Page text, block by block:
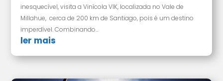
inesquecível, visita a Vinícola VIK, localizada no Vale de
Millahue, cerca de 200 km de Santiago, pois é um destino
imperdível. Combinando...
ler mais